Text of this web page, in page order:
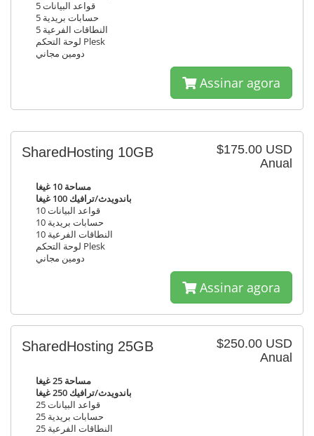
قواعد البيانات 5
حسابات بريدية 5
النطاقات الفرعية 5
لوحة التحكم Plesk
دومين مجاني
Assinar agora
$175.00 USD
Anual
SharedHosting 10GB
مساحة 10 غيغا
باندويدث/ترافيك 100 غيغا
قواعد البيانات 10
حسابات بريدية 10
النطاقات الفرعية 10
لوحة التحكم Plesk
دومين مجاني
Assinar agora
$250.00 USD
Anual
SharedHosting 25GB
مساحة 25 غيغا
باندويدث/ترافيك 250 غيغا
قواعد البيانات 25
حسابات بريدية 25
النطاقات الفرعية 25